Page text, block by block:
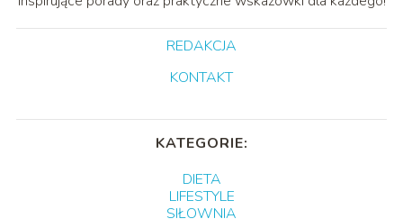
REDAKCJA
KONTAKT
KATEGORIE:
DIETA
LIFESTYLE
SIŁOWNIA